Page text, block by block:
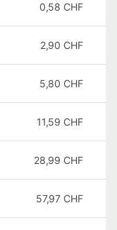
0,58 CHF
2,90 CHF
5,80 CHF
11,59 CHF
28,99 CHF
57,97 CHF